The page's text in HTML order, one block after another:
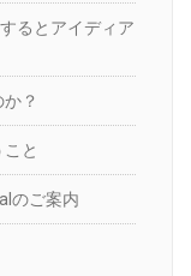
るとアイディア
？
と
のご案内